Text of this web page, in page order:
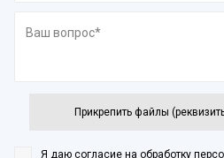
Прикрепить файлы
Я даю согласие на обработку